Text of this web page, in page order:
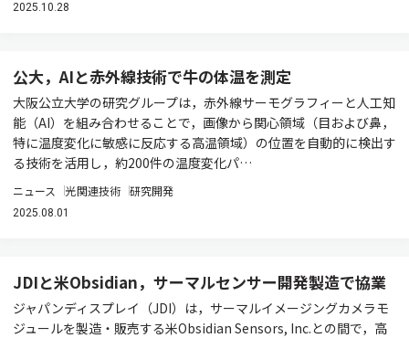
2025.10.28
公大，AIと赤外線技術で牛の体温を測定
大阪公立大学の研究グループは，赤外線サーモグラフィーと人工知
能（AI）を組み合わせることで，画像から関心領域（目および鼻，
特に温度変化に敏感に反応する高温領域）の位置を自動的に検出す
る技術を活用し，約200件の温度変化パ…
ニュース 光関連技術 研究開発
2025.08.01
JDIと米Obsidian，サーマルセンサー開発製造で協業
ジャパンディスプレイ（JDI）は，サーマルイメージングカメラモ
ジュールを製造・販売する米Obsidian Sensors, Inc.との間で，高